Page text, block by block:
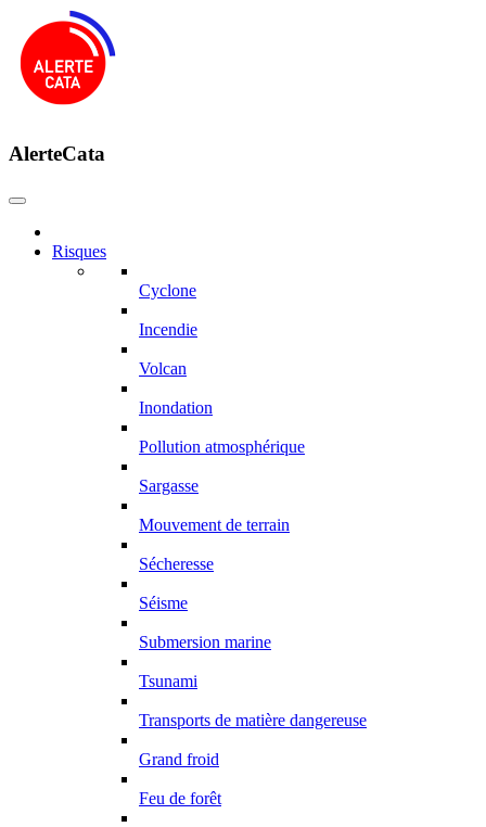
AlerteCata
Risques
Cyclone
Incendie
Volcan
Inondation
Pollution atmosphérique
Sargasse
Mouvement de terrain
Sécheresse
Séisme
Submersion marine
Tsunami
Transports de matière dangereuse
Grand froid
Feu de forêt